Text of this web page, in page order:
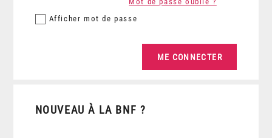
Afficher mot de passe
NOUVEAU À LA BNF ?